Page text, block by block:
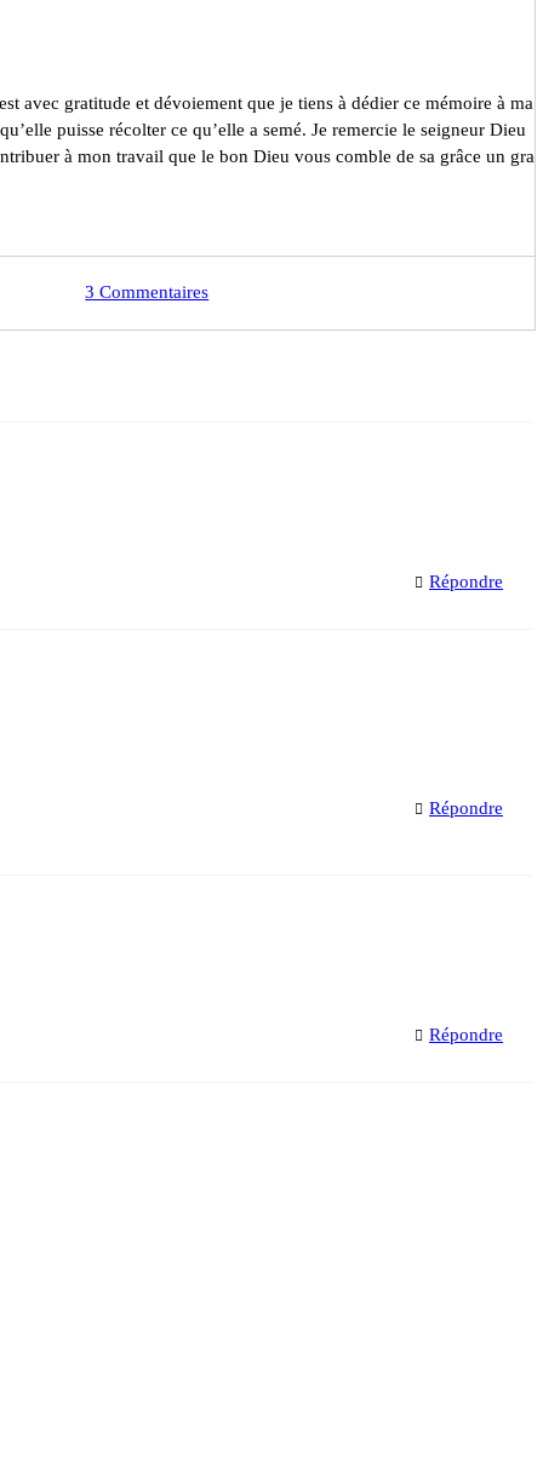
avec gratitude et dévoiement que je tiens à dédier ce mémoire à ma
puisse récolter ce qu’elle a semé. Je remercie le seigneur Dieu
à mon travail que le bon Dieu vous comble de sa grâce un
3 Commentaires
Répondre
Répondre
Répondre